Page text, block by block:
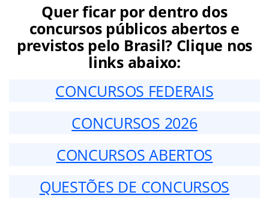
Quer ficar por dentro dos
concursos públicos abertos e
previstos pelo Brasil? Clique nos
links abaixo:
CONCURSOS FEDERAIS
CONCURSOS 2026
CONCURSOS ABERTOS
QUESTÕES DE CONCURSOS